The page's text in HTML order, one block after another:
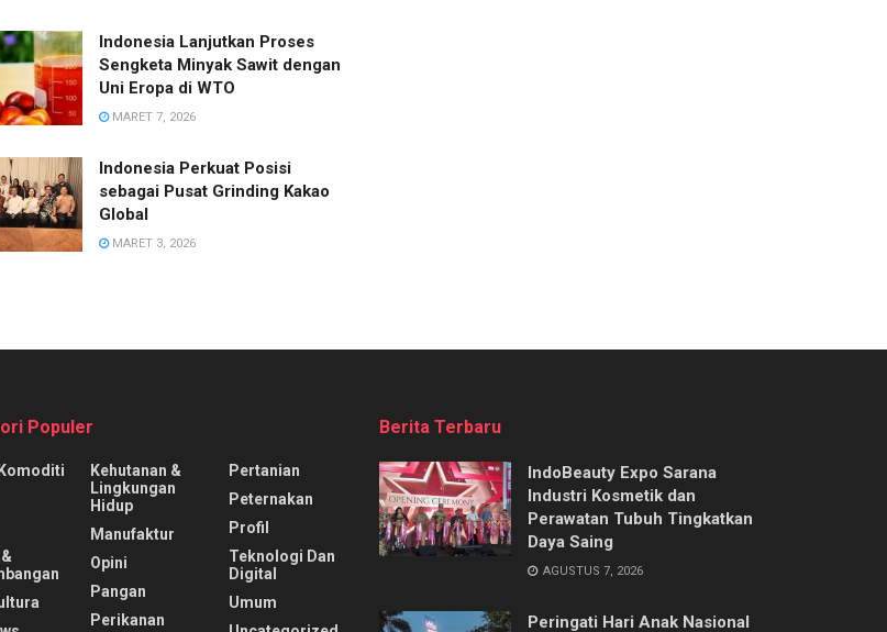
Indonesia Lanjutkan Proses
Sengketa Minyak Sawit dengan
Uni Eropa di WTO
MARET 7, 2026
Indonesia Perkuat Posisi
sebagai Pusat Grinding Kakao
Global
MARET 3, 2026
Populer
Kehutanan &
Lingkungan
Hidup
Manufaktur
Opini
Pangan
Perikanan
Pertanian
Peternakan
Profil
Teknologi Dan
Digital
Umum
Berita Terbaru
IndoBeauty Expo Sarana
Industri Kosmetik dan
Perawatan Tubuh Tingkatkan
Daya Saing
AGUSTUS 7, 2026
Peringati Hari Anak Nasional